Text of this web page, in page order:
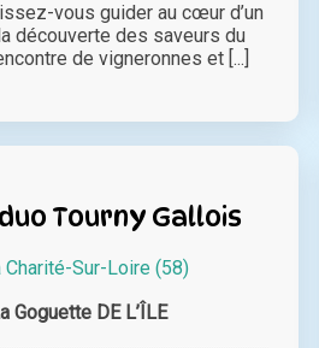
vous guider au cœur d’un
découverte des saveurs du
de vigneronnes et [...]
Tourny Gallois
Charité-Sur-Loire (58)
Goguette DE L’ÎLE